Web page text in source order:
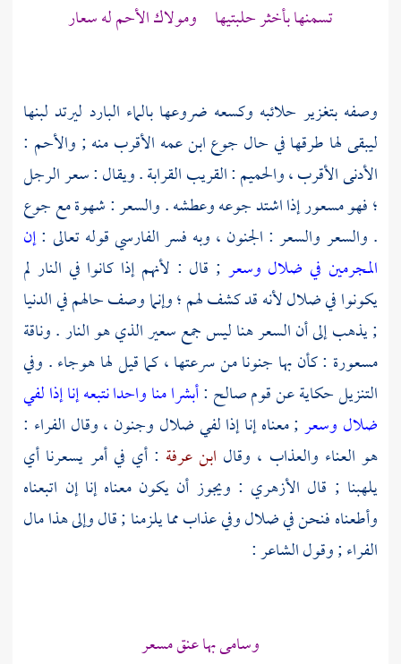
تسمنها بأخثر حلبتيها ومولاك الأحم له سعار
وصفه بتغزير حلائبه وكسعه ضروعها بالماء البارد ليرتد لبنها
ليبقى لها طرقها في حال جوع ابن عمه الأقرب منه ; والأحم :
الأدنى الأقرب ، والحميم : القريب القرابة . ويقال : سعر الرجل
؛ فهو مسعور إذا اشتد جوعه وعطشه . والسعر : شهوة مع جوع
. والسعر والسعر : الجنون ، وبه فسر الفارسي قوله تعالى :إن
المجرمين في ضلال وسعر ; قال : لأنهم إذا كانوا في النار لم
يكونوا في ضلال لأنه قد كشف لهم ؛ وإنما وصف حالهم في الدنيا
; يذهب إلى أن السعر هنا ليس جمع سعير الذي هو النار . وناقة
مسعورة : كأن بها جنونا من سرعتها ، كما قيل لها هوجاء . وفي
التنزيل حكاية عن قومصالح :أبشرا منا واحدا نتبعه إنا إذا لفي
ضلال وسعر; معناه إنا إذا لفي ضلال وجنون ، وقال الفراء :
هو العناء والعذاب ، وقال ابن عرفة : أي في أمر يسعرنا أي
يلهبنا ; قال الأزهري : ويجوز أن يكون معناه إنا إن اتبعناه
وأطعناه فنحن في ضلال وفي عذاب مما يلزمنا ; قال وإلى هذا مال
الفراء; وقول الشاعر :
وسامى بها عنق مسعر